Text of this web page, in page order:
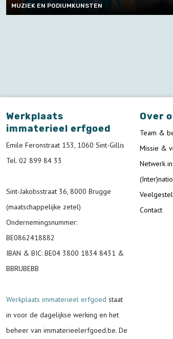
MUZIEK EN PODIUMKUNSTEN
Werkplaats
immaterieel erfgoed
Emile Feronstraat 153, 1060 Sint-Gillis
Tel. 02 899 84 33
Sint-Jakobsstraat 36, 8000 Brugge
(maatschappelijke zetel)
Ondernemingsnummer:
BE0862418882
IBAN & BIC: BE04 3800 1834 8431 &
BBRUBEBB
Werkplaats immaterieel erfgoed staat
in voor de dagelijkse werking en het
beheer van immaterieelerfgoed.be. De
Over
Team &
Missie &
Netwerk
Contact